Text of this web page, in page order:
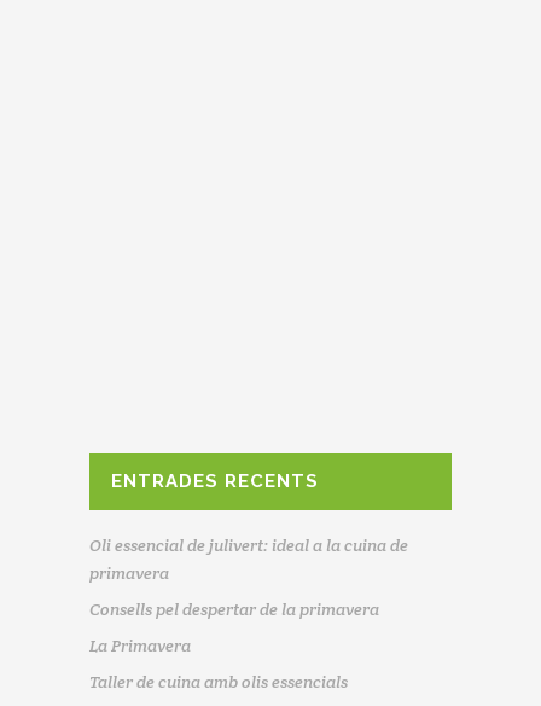
ENTRADES RECENTS
Oli essencial de julivert: ideal a la cuina de
primavera
Consells pel despertar de la primavera
La Primavera
Taller de cuina amb olis essencials